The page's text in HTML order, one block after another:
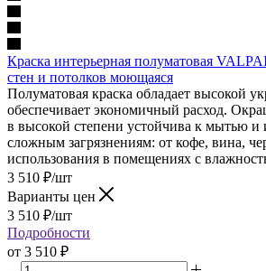
Краска интерьерная полуматовая
стен и потолков моющаяся
Полуматовая краска обладает высокой
обеспечивает экономичный расход.
в высокой степени устойчива к мытью и
сложным загрязнениям: от кофе, вина,
использования в помещениях с
3 510 ₽/шт
Варианты цен
3 510 ₽/шт
Подробности
от 3 510 ₽